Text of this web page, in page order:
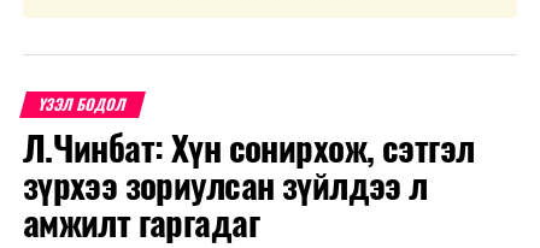
ҮЗЭЛ БОДОЛ
Л.Чинбат: Хүн сонирхож, сэтгэл
зүрхээ зориулсан зүйлдээ л
амжилт гаргадаг